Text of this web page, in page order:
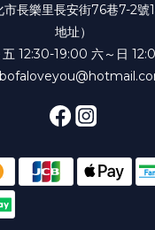
長樂里長安街76巷7-2號
地址）
五 12:30-19:00 六～日